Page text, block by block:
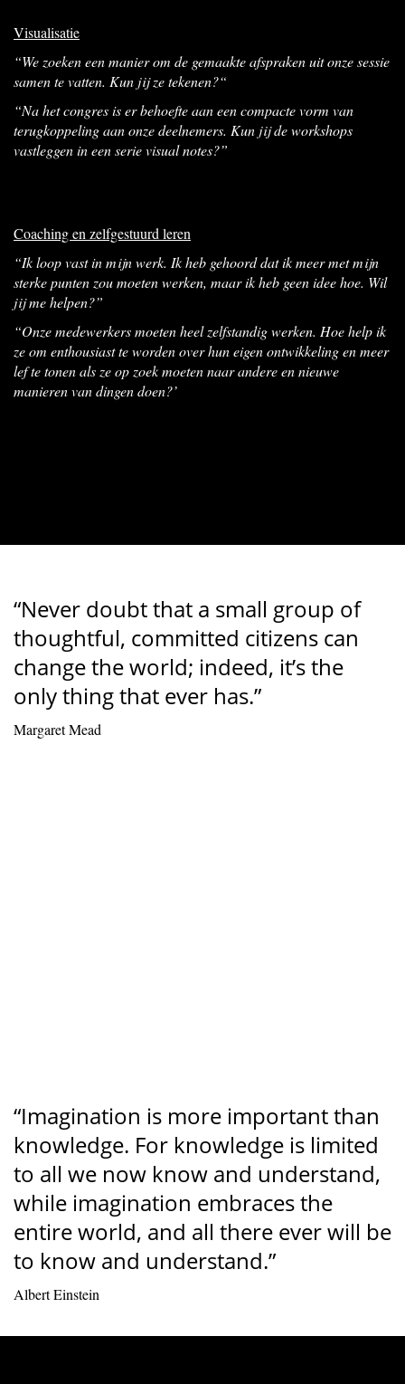
Visualisatie
“We zoeken een manier om de gemaakte afspraken uit onze sessie
samen te vatten. Kun jij ze tekenen?“
“Na het congres is er behoefte aan een compacte vorm van
terugkoppeling aan onze deelnemers. Kun jij de workshops
vastleggen in een serie visual notes?”
Coaching en zelfgestuurd leren
“Ik loop vast in mijn werk. Ik heb gehoord dat ik meer met mijn
sterke punten zou moeten werken, maar ik heb geen idee hoe. Wil
jij me helpen?”
“Onze medewerkers moeten heel zelfstandig werken. Hoe help ik
ze om enthousiast te worden over hun eigen ontwikkeling en meer
lef te tonen als ze op zoek moeten naar andere en nieuwe
manieren van dingen doen?’
“Never doubt that a small group of
thoughtful, committed citizens can
change the world; indeed, it’s the
only thing that ever has.”
Margaret Mead
“Imagination is more important than
knowledge. For knowledge is limited
to all we now know and understand,
while imagination embraces the
entire world, and all there ever will be
to know and understand.”
Albert Einstein